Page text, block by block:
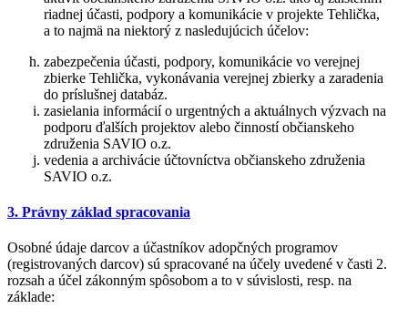
riadnej účasti, podpory a komunikácie v projekte Tehlička,
a to najmä na niektorý z nasledujúcich účelov:
zabezpečenia účasti, podpory, komunikácie vo verejnej
zbierke Tehlička, vykonávania verejnej zbierky a zaradenia
do príslušnej databáz.
zasielania informácií o urgentných a aktuálnych výzvach na
podporu ďalších projektov alebo činností občianskeho
združenia SAVIO o.z.
vedenia a archivácie účtovníctva občianskeho združenia
SAVIO o.z.
3. Právny základ spracovania
Osobné údaje darcov a účastníkov adopčných programov
(registrovaných darcov) sú spracované na účely uvedené v časti 2.
rozsah a účel zákonným spôsobom a to v súvislosti, resp. na
základe: